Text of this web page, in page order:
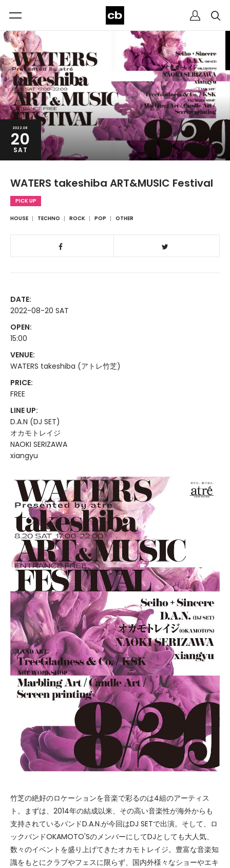
2022.08
20
SAT
WATERS takeshiba ART&MUSIC Festival
PICK UP
HOUSE TECHNO ROCK POP OTHER
DATE:
2022-08-20 SAT
OPEN:
15:00
VENUE:
WATERS takeshiba (アトレ竹芝)
PRICE:
FREE
LINE UP:
D.A.N (DJ SET)
オカモトレイジ
NAOKI SERIZAWA
xiangyu
竹芝の絶好のロケーションを音楽で彩るのは4組のアーティス
ト。まずは、2014年の結成以来、その高い音楽性が海外からも
支持されているバンドD.A.N.が今回はDJ SETで出演。そして、ロ
ックバンドOKAMOTO'SのメンバーにしてDJとしても大人気、
数々のイベントを盛り上げてきたオカモトレイジ。豊富な音楽知
識をもとにクラブやフェスに限らず、国内外様々なショーやエキ